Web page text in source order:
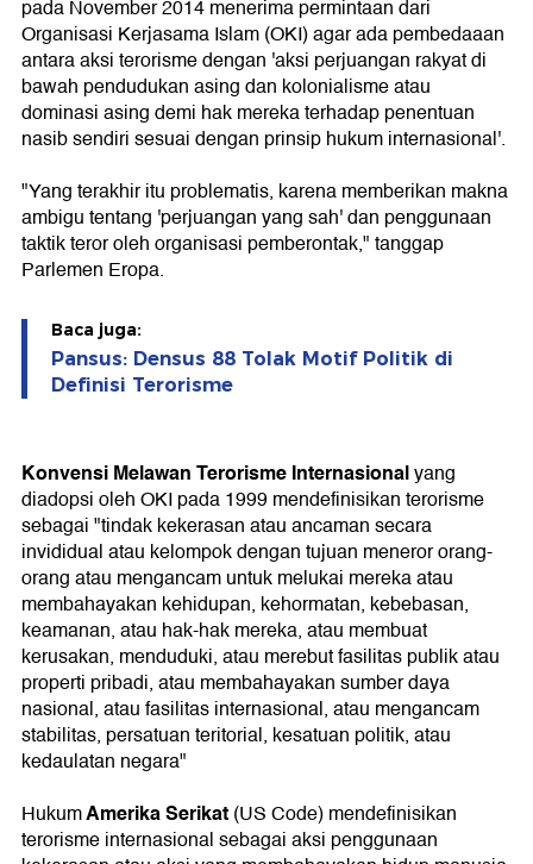
pada November 2014 menerima permintaan dari
Organisasi Kerjasama Islam (OKI) agar ada pembedaaan
antara aksi terorisme dengan 'aksi perjuangan rakyat di
bawah pendudukan asing dan kolonialisme atau
dominasi asing demi hak mereka terhadap penentuan
nasib sendiri sesuai dengan prinsip hukum internasional'.
"Yang terakhir itu problematis, karena memberikan makna
ambigu tentang 'perjuangan yang sah' dan penggunaan
taktik teror oleh organisasi pemberontak," tanggap
Parlemen Eropa.
Baca juga:
Pansus: Densus 88 Tolak Motif Politik di
Definisi Terorisme
Konvensi Melawan Terorisme Internasionalyang
diadopsi oleh OKI pada 1999 mendefinisikan terorisme
sebagai "tindak kekerasan atau ancaman secara
invididual atau kelompok dengan tujuan meneror orang-
orang atau mengancam untuk melukai mereka atau
membahayakan kehidupan, kehormatan, kebebasan,
keamanan, atau hak-hak mereka, atau membuat
kerusakan, menduduki, atau merebut fasilitas publik atau
properti pribadi, atau membahayakan sumber daya
nasional, atau fasilitas internasional, atau mengancam
stabilitas, persatuan teritorial, kesatuan politik, atau
kedaulatan negara"
HukumAmerika Serikat(US Code) mendefinisikan
terorisme internasional sebagai aksi penggunaan